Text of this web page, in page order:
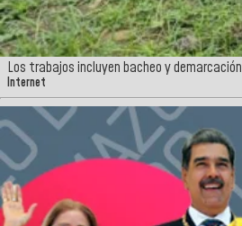
Los trabajos incluyen bacheo y demarcación
Internet